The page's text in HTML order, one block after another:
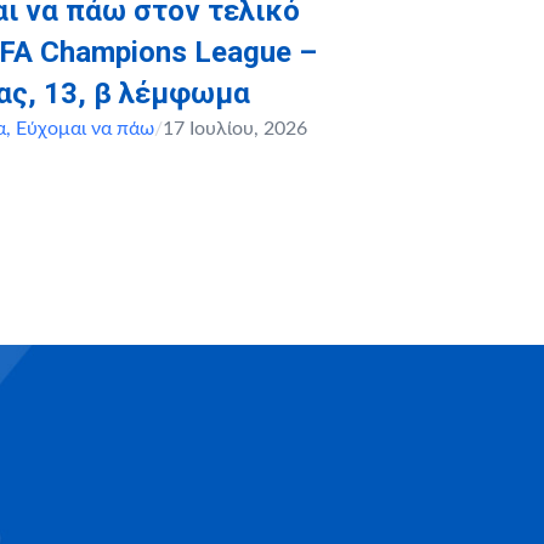
να πάω στον τελικό
Champions League –
13, β λέμφωμα
, Εύχομαι να πάω/17 Ιουλίου, 2026